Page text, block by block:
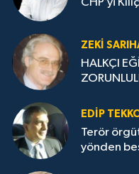
ZEKI
HALKÇI
EDIP
Terör
yönden